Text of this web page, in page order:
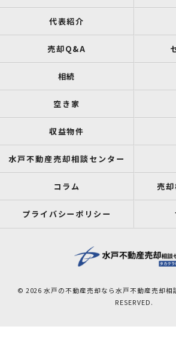
代表紹介
売却Q&A
相続
空き家
収益物件
水戸不動産売却相談センター
コラム 売
プライバシーポリシー
© 2026 水戸の不動産売却なら水戸不動産売却相
RESERVED.